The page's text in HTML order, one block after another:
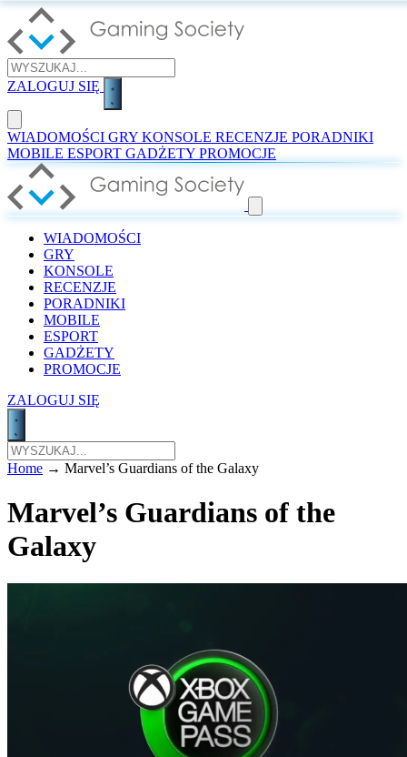
ZALOGUJ SIĘ
WIADOMOŚCI GRY KONSOLE RECENZJE PORADNIKI
MOBILE ESPORT GADŻETY PROMOCJE
WIADOMOŚCI
GRY
KONSOLE
RECENZJE
PORADNIKI
MOBILE
ESPORT
GADŻETY
PROMOCJE
ZALOGUJ SIĘ
Home → Marvel’s Guardians of the Galaxy
Marvel’s Guardians of the
Galaxy